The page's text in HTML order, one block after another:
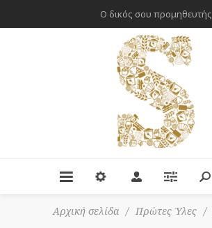
Ο δικός σου προμηθευτής
Αρχική σελίδα / Πρώτες Ύλες /